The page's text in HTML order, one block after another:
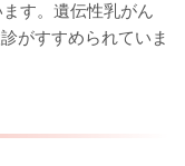
す。遺伝性乳がん
がすすめられていま